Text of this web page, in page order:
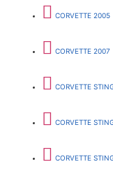
CORVETTE 2005
CORVETTE 2007
CORVETTE
CORVETTE
CORVETTE